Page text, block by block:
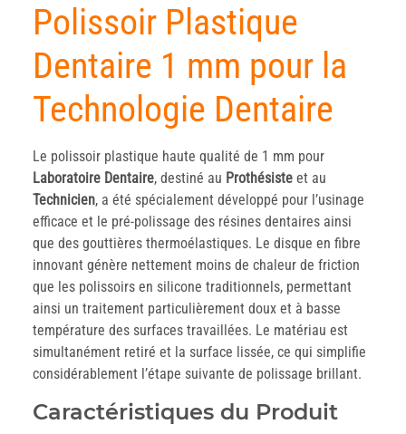
Polissoir Plastique
Dentaire 1 mm pour la
Technologie Dentaire
Le polissoir plastique haute qualité de 1 mm pour
Laboratoire Dentaire, destiné au Prothésiste et au
Technicien, a été spécialement développé pour l’usinage
efficace et le pré-polissage des résines dentaires ainsi
que des gouttières thermoélastiques. Le disque en fibre
innovant génère nettement moins de chaleur de friction
que les polissoirs en silicone traditionnels, permettant
ainsi un traitement particulièrement doux et à basse
température des surfaces travaillées. Le matériau est
simultanément retiré et la surface lissée, ce qui simplifie
considérablement l’étape suivante de polissage brillant.
Caractéristiques du Produit